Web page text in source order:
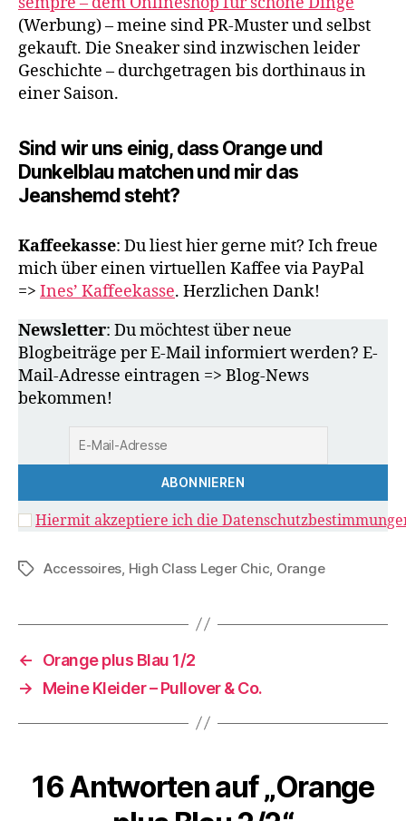
(Werbung) – meine sind PR-Muster und selbst
gekauft. Die Sneaker sind inzwischen leider
Geschichte – durchgetragen bis dorthinaus in
einer Saison.
Sind wir uns einig, dass Orange und
Dunkelblau matchen und mir das
Jeanshemd steht?
Kaffeekasse: Du liest hier gerne mit? Ich freue
mich über einen virtuellen Kaffee via PayPal
=> Ines’ Kaffeekasse. Herzlichen Dank!
Newsletter: Du möchtest über neue
Blogbeiträge per E-Mail informiert werden? E-
Mail-Adresse eintragen => Blog-News
bekommen!
Hiermit akzeptiere ich die
Schlagwörter
Accessoires, High Class Leger Chic, Orange
←
Orange plus Blau 1/2
→
Meine Kleider – Pullover & Co.
16 Antworten auf „Orange